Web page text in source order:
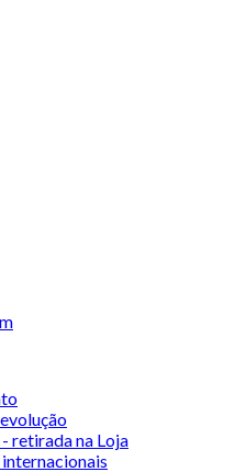
retirada na Loja